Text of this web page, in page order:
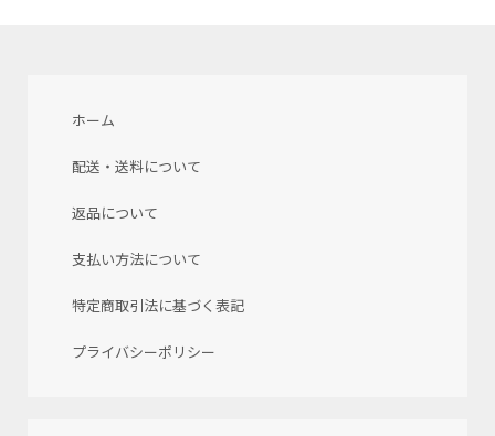
ホーム
配送・送料について
返品について
支払い方法について
特定商取引法に基づく表記
プライバシーポリシー